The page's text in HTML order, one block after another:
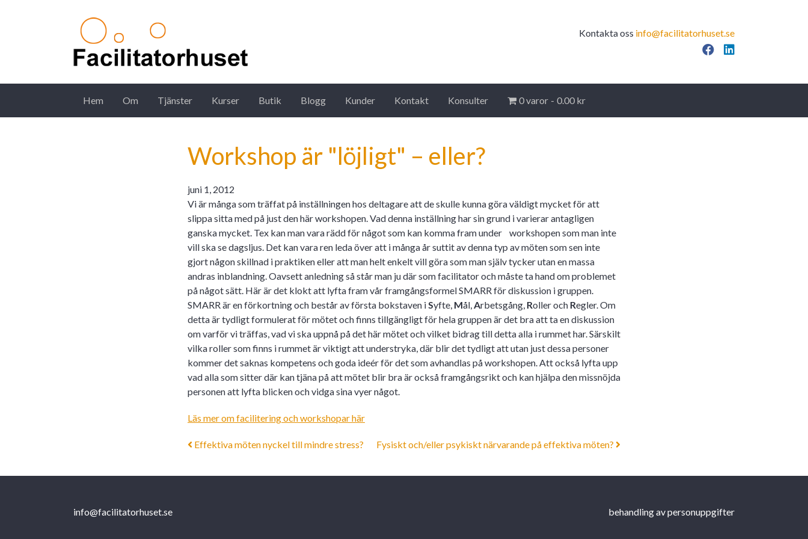
Kontakta oss info@facilitatorhuset.se
Facebook
LinkedIn
Main Navigation
Hem Om Tjänster Kurser Butik Blogg Kunder Kontakt Konsulter 0 varor 0.00 kr
Workshop är "löjligt" – eller?
juni 1, 2012
Vi är många som träffat på inställningen hos deltagare att de skulle kunna göra väldigt mycket för att
slippa sitta med på just den här workshopen. Vad denna inställning har sin grund i varierar antagligen
ganska mycket. Tex kan man vara rädd för något som kan komma fram under workshopen som man inte
vill ska se dagsljus. Det kan vara ren leda över att i många år suttit av denna typ av möten som sen inte
gjort någon skillnad i praktiken eller att man helt enkelt vill göra som man själv tycker utan en massa
andras inblandning. Oavsett anledning så står man ju där som facilitator och måste ta hand om problemet
på något sätt. Här är det klokt att lyfta fram vår framgångsformel SMARR för diskussion i gruppen.
SMARR är en förkortning och består av första bokstaven iSyfte, Mål,Arbetsgång, Roller och Regler. Om
detta är tydligt formulerat för mötet och finns tillgängligt för hela gruppen är det bra att ta en diskussion
om varför vi träffas, vad vi ska uppnå på det här mötet och vilket bidrag till detta alla i rummet har. Särskilt
vilka roller som finns i rummet är viktigt att understryka, där blir det tydligt att utan just dessa personer
kommer det saknas kompetens och goda ideér för det som avhandlas på workshopen. Att också lyfta upp
vad alla som sitter där kan tjäna på att mötet blir bra är också framgångsrikt och kan hjälpa den missnöjda
personen att lyfta blicken och vidga sina vyer något.
Läs mer om facilitering och workshopar här
Post navigation
Effektiva möten nyckel till mindre stress? Fysiskt och/eller psykiskt närvarande på effektiva möten?
info@facilitatorhuset.se behandling av personuppgifter